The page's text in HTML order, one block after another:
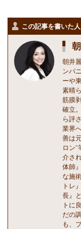
この記事を書いた人
朝井
ンパ
ーや
素晴
筋膜
確立
ら評
業界
善は
ロン
介さ
体師
な施
トレ
長』
トに
だの
も、